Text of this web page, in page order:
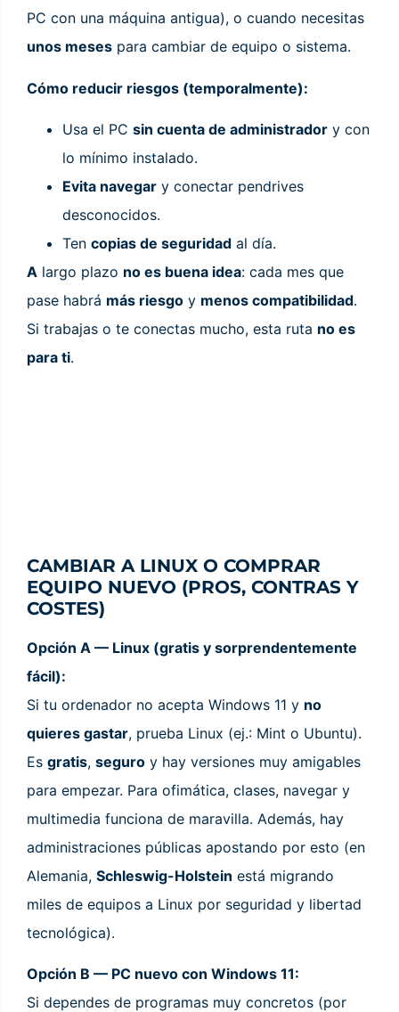
PC con una máquina antigua), o cuando necesitas
unos meses para cambiar de equipo o sistema.
Cómo reducir riesgos (temporalmente):
Usa el PC sin cuenta de administrador y con
lo mínimo instalado.
Evita navegar y conectar pendrives
desconocidos.
Ten copias de seguridad al día.
A largo plazo no es buena idea: cada mes que
pase habrá más riesgo y menos compatibilidad.
Si trabajas o te conectas mucho, esta ruta no es
para ti.
CAMBIAR A LINUX O COMPRAR
EQUIPO NUEVO (PROS, CONTRAS Y
COSTES)
Opción A — Linux (gratis y sorprendentemente
fácil):
Si tu ordenador no acepta Windows 11 y no
quieres gastar, prueba Linux (ej.: Mint o Ubuntu).
Es gratis, seguro y hay versiones muy amigables
para empezar. Para ofimática, clases, navegar y
multimedia funciona de maravilla. Además, hay
administraciones públicas apostando por esto (en
Alemania, Schleswig-Holstein está migrando
miles de equipos a Linux por seguridad y libertad
tecnológica).
Opción B — PC nuevo con Windows 11:
Si dependes de programas muy concretos (por